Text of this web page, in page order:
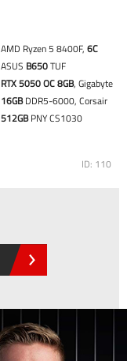
AMD Ryzen 5 8400F, 6C
ASUS B650TUF
RTX 5050 OC 8GB, Gigabyte
16GBDDR5-6000, Corsair
512GBPNY CS1030
ID: 110